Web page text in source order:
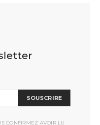
SOUSCRIRE
CONFIRMEZ AVOIR LU